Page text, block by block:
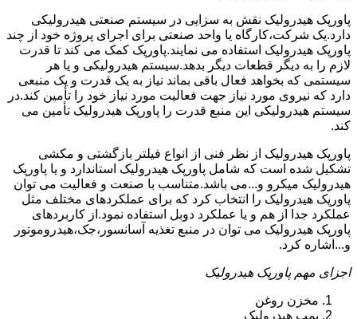
پاورپک هیدرولیک نقش به سزایی در سیستم صنعتی هیدرولیکی
دارد.یک شرکت،کارگاه یا واحد صنعتی برای اجرای پروژه خود از چند
پاورپک هیدرولیک استفاده می نمایند.پاورپک کمک می کند تا قدرت
لازم را به دیگر قطعات دیگر بدهد.سیستم هیدرولیکی و یا هر
سیستمی که بخواهد فعال باقی بماند نیاز به یک قدرت و یک منبعی
دارد که نیروی مورد نیاز جهت فعالیت مورد نیاز خود را تأمین کند.در
سیستم هیدرولیکی این منبع قدرت را پاورپک هیدرولیک تأمین می
کند.
پاورپک هیدرولیک از نظر فنی از انواع فیلتر بازگشتی و مکشی
تشکیل شده است که شامل پاورپک هیدرولیک استاندارد و یا پاورپک
هیدرولیک میکرو و...می باشد.متناسب با صنعت و فعالیت می توان
پاورپک هیدرولیک را انتخاب کرد که برای عملکردهای مختلف مثل
عملکرد جدا از هم و یا عملکرد دوبل استفاده نمود.از کاربردهای
پاورپک هیدرولیک می توان در منبع تغذیه آسانسور،جک،هیدروموتور
و...اشاره کرد.
اجزای مهم پاورپک هیدرولیک
مخزن روغن
پمپ هیدرولیک